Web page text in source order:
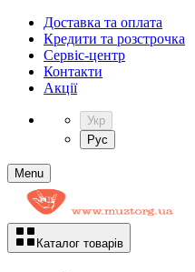
Доставка та оплата
Кредити та розстрочка
Сервіc-центр
Контакти
Акції
Укр
Рус
Menu
Каталог товарів